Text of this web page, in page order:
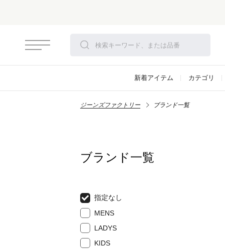
新着アイテム カテゴリ
ジーンズファクトリー ブランド一覧
ブランド一覧
指定なし
MENS
LADYS
KIDS